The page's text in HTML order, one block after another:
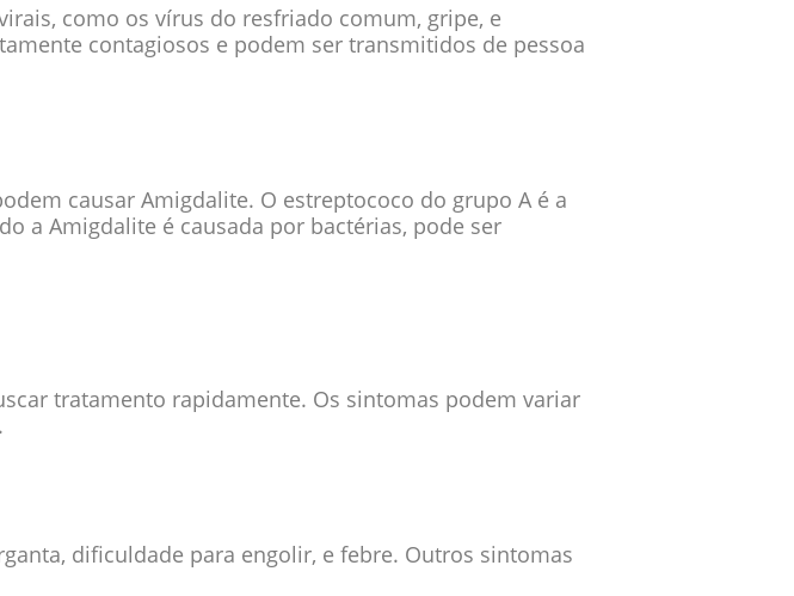
como os vírus do resfriado comum, gripe, e
contagiosos e podem ser transmitidos de pessoa
causar Amigdalite. O estreptococo do grupo A é a
a Amigdalite é causada por bactérias, pode ser
tratamento rapidamente. Os sintomas podem variar
dificuldade para engolir, e febre. Outros sintomas